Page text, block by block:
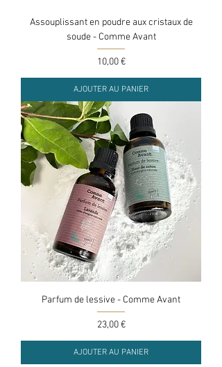
Assouplissant en poudre aux cristaux de
soude - Comme Avant
Prix
10,00 €
AJOUTER AU PANIER
Parfum de lessive - Comme Avant
Prix
23,00 €
AJOUTER AU PANIER